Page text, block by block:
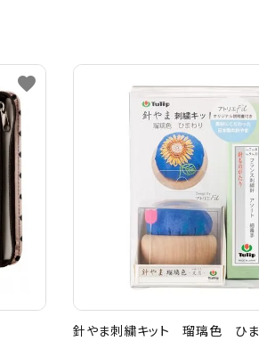
favorite
針やま刺繍キット 瑠璃色 ひま